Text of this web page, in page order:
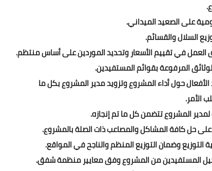
على الصعيد الميداني.
السلال والقسائم.
العمل في تقييم الأسعار وتحديد الموردين على أساس منتظم.
المرفوعة بقوائم المستفيدين.
الأفعال حول أداء المشروع وتزويد مدير المشروع بكل ما
الأمر.
لمدير المشروع تتضمن كل ما تم إنجازه.
حل كافة المشاكل والمصاعب ذات الصلة بالمشروع.
التوزيع وضمان التوزيع المنظم والناجح في المواقع.
المستفيدين من المشروع وفق معايير منظمة شفق.